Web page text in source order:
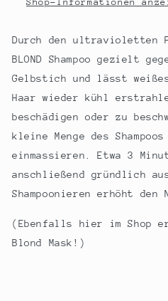
Durch den ultravioletten
BLOND Shampoo gezielt
Gelbstich und lässt
Haar wieder kühl
beschädigen oder zu
kleine Menge des
einmassieren. Etwa 3
anschließend gründlich
Shampoonieren erhöht den
(Ebenfalls hier im Shop
Blond Mask!)